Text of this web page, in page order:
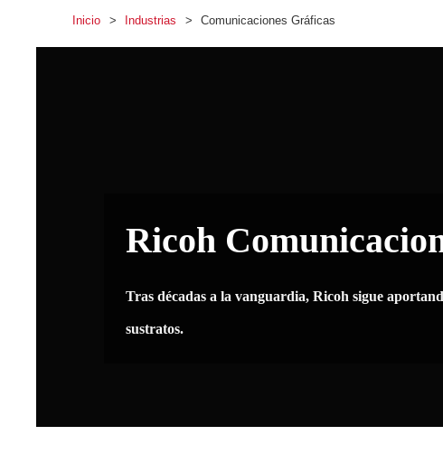
Inicio > Industrias > Comunicaciones Gráficas
Ricoh
Tras décadas a la vanguardia, Ricoh sigue
sustratos.